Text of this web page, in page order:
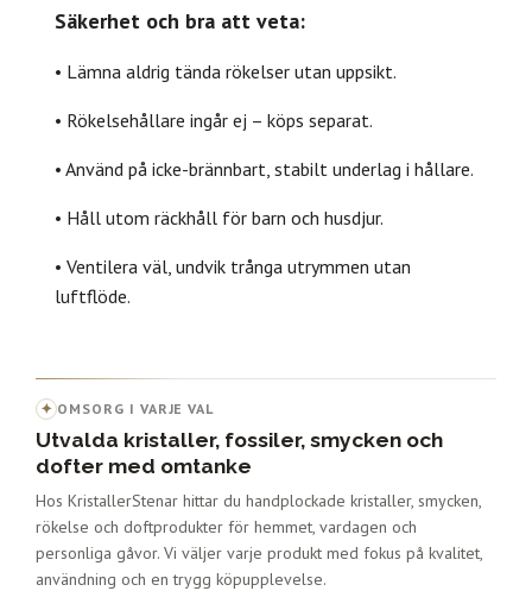
Säkerhet och bra att veta:
• Lämna aldrig tända rökelser utan uppsikt.
• Rökelsehållare ingår ej – köps separat.
• Använd på icke-brännbart, stabilt underlag i hållare.
• Håll utom räckhåll för barn och husdjur.
• Ventilera väl, undvik trånga utrymmen utan
luftflöde.
✦ OMSORG I VARJE VAL
Utvalda kristaller, fossiler, smycken och
dofter med omtanke
Hos KristallerStenar hittar du handplockade kristaller, smycken,
rökelse och doftprodukter för hemmet, vardagen och
personliga gåvor. Vi väljer varje produkt med fokus på kvalitet,
användning och en trygg köpupplevelse.